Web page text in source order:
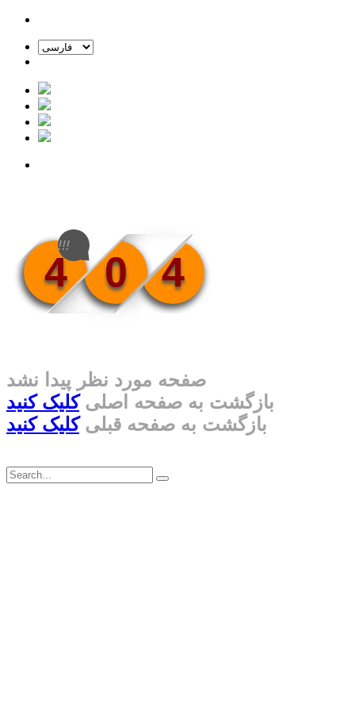
4 0 4
!!!
صفحه مورد نظر پیدا نشد
بازگشت به صفحه اصلیکلیک کنید
بازگشت به صفحه قبلیکلیک کنید